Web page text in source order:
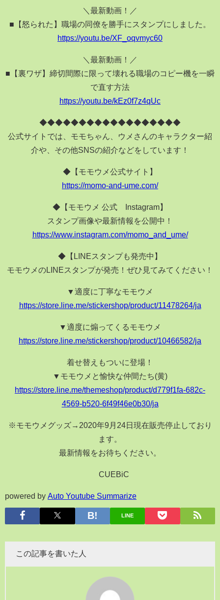
＼最新動画！／
■【怒られた】職場の同僚を勝手にスタンプにしました。
https://youtu.be/XF_oqvmyc60
＼最新動画！／
■【裏ワザ】締切間際に限って壊れる職場のコピー機を一瞬
で直す方法
https://youtu.be/kEz0f7z4qUc
◆◆◆◆◆◆◆◆◆◆◆◆◆◆◆◆◆◆
公式サイトでは、モモちゃん、ウメさんのキャラクター紹
介や、その他SNSの紹介などをしています！
◆【モモウメ公式サイト】
https://momo-and-ume.com/
◆【モモウメ 公式 Instagram】
スタンプ画像や最新情報を公開中！
https://www.instagram.com/momo_and_ume/
◆【LINEスタンプも発売中】
モモウメのLINEスタンプが発売！ぜひ見てみてください！
▼適度に丁寧なモモウメ
https://store.line.me/stickershop/product/11478264/ja
▼適度に煽ってくるモモウメ
https://store.line.me/stickershop/product/10466582/ja
着せ替えもついに登場！
▼モモウメと愉快な仲間たち(黄)
https://store.line.me/themeshop/product/d779f1fa-682c-
4569-b520-6f49f46e0b30/ja
※モモウメグッズ→2020年9月24日現在販売停止しており
ます。
最新情報をお待ちください。
©︎CUEBiC
powered by Auto Youtube Summarize
LINE
この記事を書いた人